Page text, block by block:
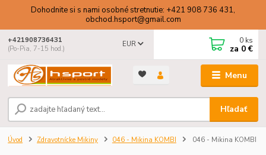
Dohodnite si s nami osobné stretnutie: +421 908 736 431,
obchod.hsport@gmail.com
Menu
EUR
Hľadať
+421908736431
(Po-Pia, 7-15 hod.)
0 ks
za 0 €
Úvod Zdravotnícke Mikiny 046 - Mikina KOMBI 046 - Mikina KOMBI